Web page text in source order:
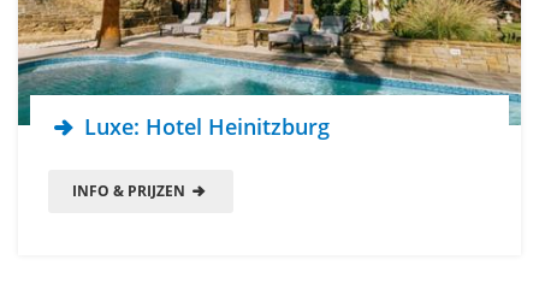
Luxe: Hotel Heinitzburg
INFO & PRIJZEN